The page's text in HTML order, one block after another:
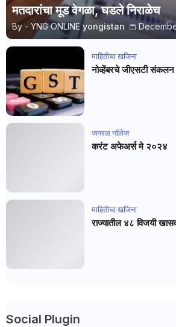
मतदारांचा मूड वेगळा, घडले निराळेच
By - YNG ONLINE yongistan
माहितीचा खजिना
नोव्हेंबरचे जीएसटी
जनरल नाॅलेज
करंट अफेअर्स मे २०२४
माहितीचा खजिना
राज्यातील ४८ विजयी
Social Plugin